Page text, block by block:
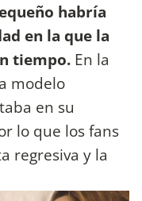
habría
en la que la
tiempo. En la
modelo
en su
lo que los fans
regresiva y la